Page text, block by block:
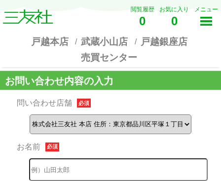
閲覧履歴
0
お気に入り
0
メニュー
戸越本店 武蔵小山店
戸越銀座店
売買センター
お問い合わせ内容の入力
問い合わせ店舗 必須
お名前 必須